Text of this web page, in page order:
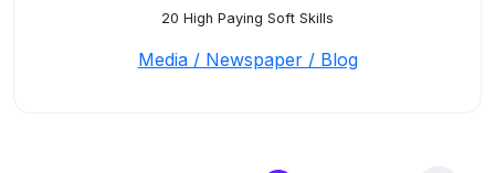
20 High Paying Soft Skills
Media / Newspaper / Blog